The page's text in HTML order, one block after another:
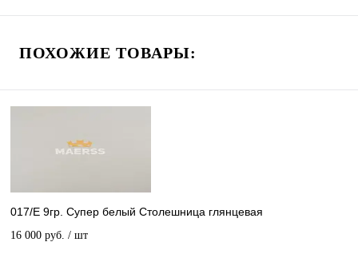
ПОХОЖИЕ ТОВАРЫ:
017/E 9гр. Супер белый Столешница глянцевая
16 000 руб. / шт